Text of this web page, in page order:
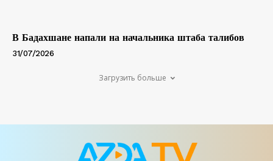
В Бадахшане напали на начальника штаба талибов
31/07/2026
Загрузить больше